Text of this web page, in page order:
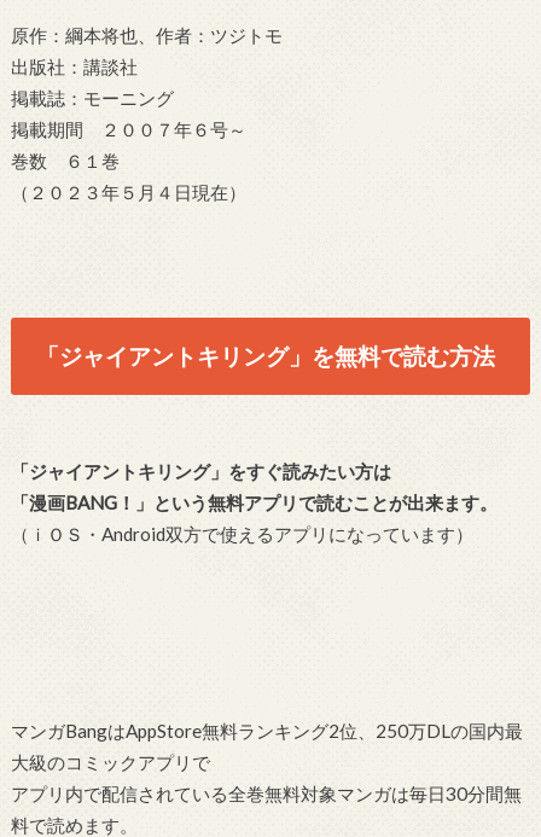
原作：綱本将也、作者：ツジトモ
出版社：講談社
掲載誌：モーニング
掲載期間 ２００７年６号～
巻数 ６１巻
（２０２３年５月４日現在）
「ジャイアントキリング」を無料で読む方法
「ジャイアントキリング」をすぐ読みたい方は
「漫画BANG！」という無料アプリで読むことが出来ます。
（ｉＯＳ・Android双方で使えるアプリになっています）
マンガBangはAppStore無料ランキング2位、250万DLの国内最
大級のコミックアプリで
アプリ内で配信されている全巻無料対象マンガは毎日30分間無
料で読めます。